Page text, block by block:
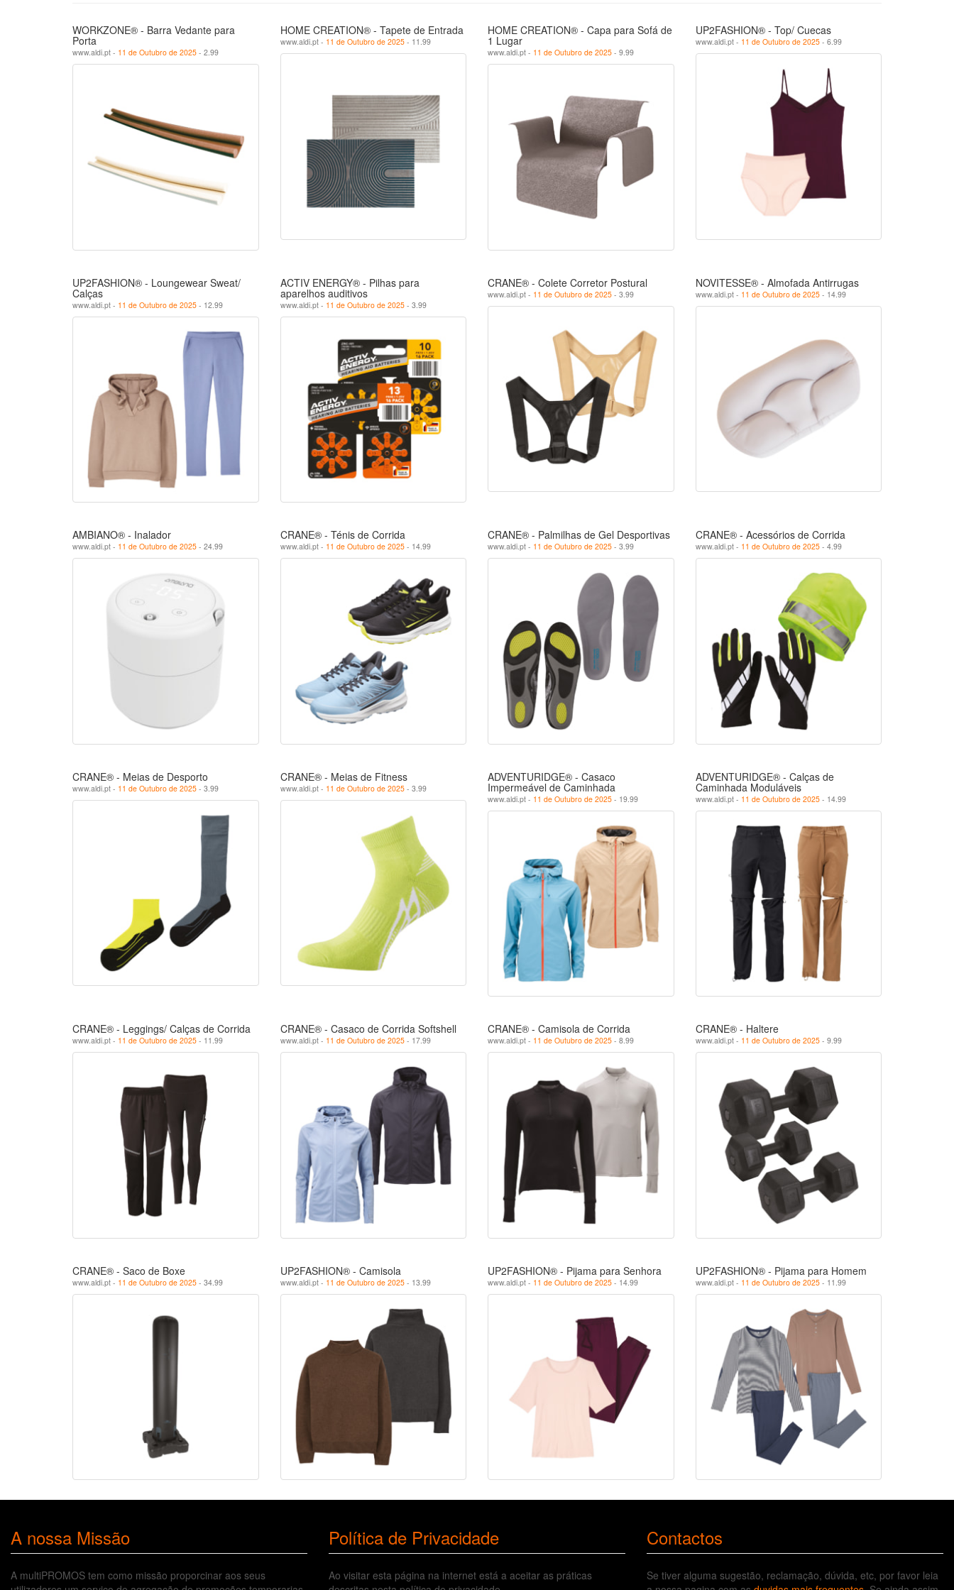
WORKZONE® - Barra Vedante para
Porta
www.aldi.pt - 11 de Outubro de 2025 - 2.99
HOME CREATION® - Tapete de Entrada
www.aldi.pt - 11 de Outubro de 2025- 11.99
HOME CREATION® - Capa para Sofá de
1 Lugar
www.aldi.pt - 11 de Outubro de 2025 - 9.99
UP2FASHION® - Top/ Cuecas
www.aldi.pt - 11 de Outubro de 2025- 6.99
UP2FASHION® - Loungewear Sweat/
Calças
www.aldi.pt - 11 de Outubro de 2025 - 12.99
ACTIV ENERGY® - Pilhas para
aparelhos auditivos
www.aldi.pt - 11 de Outubro de 2025- 3.99
CRANE® - Colete Corretor Postural
www.aldi.pt - 11 de Outubro de 2025 - 3.99
NOVITESSE® - Almofada Antirrugas
www.aldi.pt - 11 de Outubro de 2025- 14.99
AMBIANO® - Inalador
www.aldi.pt - 11 de Outubro de 2025 - 24.99
CRANE® - Ténis de Corrida
www.aldi.pt - 11 de Outubro de 2025- 14.99
CRANE® - Palmilhas de Gel Desportivas
www.aldi.pt - 11 de Outubro de 2025 - 3.99
CRANE® - Acessórios de Corrida
www.aldi.pt - 11 de Outubro de 2025- 4.99
CRANE® - Meias de Desporto
www.aldi.pt - 11 de Outubro de 2025 - 3.99
CRANE® - Meias de Fitness
www.aldi.pt - 11 de Outubro de 2025- 3.99
ADVENTURIDGE® - Casaco
Impermeável de Caminhada
www.aldi.pt - 11 de Outubro de 2025 - 19.99
ADVENTURIDGE® - Calças de
Caminhada Moduláveis
www.aldi.pt - 11 de Outubro de 2025- 14.99
CRANE® - Leggings/ Calças de Corrida
www.aldi.pt - 11 de Outubro de 2025 - 11.99
CRANE® - Casaco de Corrida Softshell
www.aldi.pt - 11 de Outubro de 2025- 17.99
CRANE® - Camisola de Corrida
www.aldi.pt - 11 de Outubro de 2025 - 8.99
CRANE® - Haltere
www.aldi.pt - 11 de Outubro de 2025- 9.99
CRANE® - Saco de Boxe
www.aldi.pt - 11 de Outubro de 2025 - 34.99
UP2FASHION® - Camisola
www.aldi.pt - 11 de Outubro de 2025- 13.99
UP2FASHION® - Pijama para Senhora
www.aldi.pt - 11 de Outubro de 2025 - 14.99
UP2FASHION® - Pijama para Homem
www.aldi.pt - 11 de Outubro de 2025- 11.99
A nossa Missão
A multiPROMOS tem como missão proporcinar aos seus
Política de Privacidade
Ao visitar esta página na internet está a aceitar as práticas
Contactos
Se tiver alguma sugestão, reclamação, dúvida, etc, por favor leia